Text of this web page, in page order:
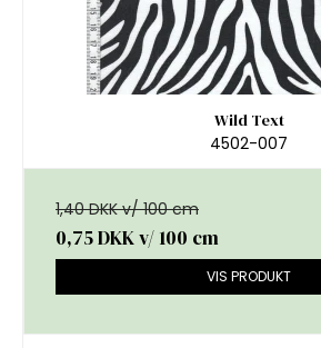
Wild Text
4502-007
1,40 DKK v/ 100 cm
0,75 DKKv/ 100 cm
VIS PRODUKT